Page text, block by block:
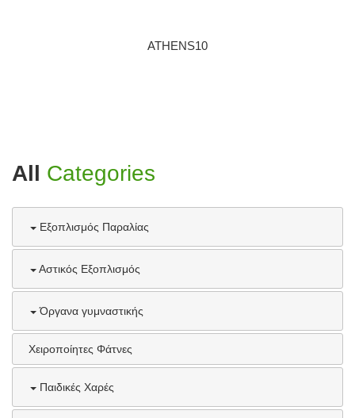
ATHENS10
All Categories
Εξοπλισμός Παραλίας
Αστικός Εξοπλισμός
Όργανα γυμναστικής
Χειροποίητες Φάτνες
Παιδικές Χαρές